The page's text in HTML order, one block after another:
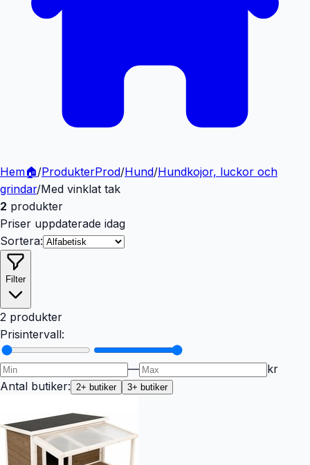
Hem🏠/ProdukterProd/Hund/Hundkojor, luckor och
grindar/Med vinklat tak
2 produkter
Priser uppdaterade idag
Sortera:
Filter
2 produkter
Prisintervall:
—
kr
Antal butiker: 2+ butiker 3+ butiker